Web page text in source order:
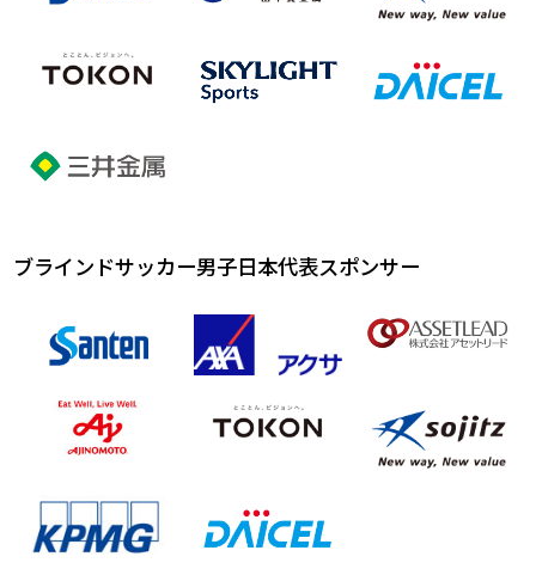
ブラインドサッカー男子日本代表スポンサー